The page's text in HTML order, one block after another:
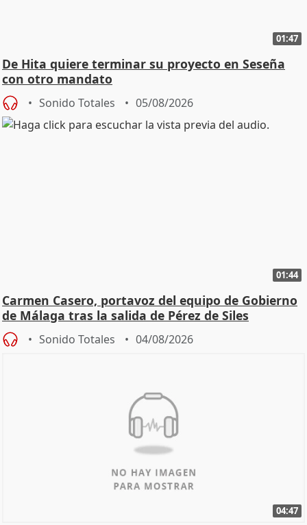
01:47
De Hita quiere terminar su proyecto en Seseña
con otro mandato
Sonido Totales 05/08/2026
01:44
Carmen Casero, portavoz del equipo de Gobierno
de Málaga tras la salida de Pérez de Siles
Sonido Totales 04/08/2026
04:47